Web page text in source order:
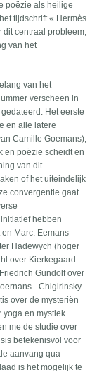
poëzie als heilige
tijdschrift « Hermès
dit centraal probleem,
van het
van het
verscheen in
Het eerste
en alle latere
Camille Goemans),
en poëzie scheidt en
van dit
of het uiteindelijk
convergentie gaat.
hebben
Marc. Eemans
Hadewych (hoger
over Kierkegaard
Gundolf over
- Chigirinsky.
over de mysteriën
yoga en mystiek.
me de studie over
betekenisvol voor
aanvang qua
is het mogelijk te